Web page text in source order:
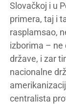
Slovačkoj i u
primera, taj i
rasplamsao,
izborima – ne
države, i zar
nacionalne
centralista